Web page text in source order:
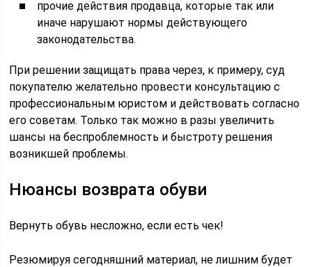
прочие действия продавца, которые так или
иначе нарушают нормы действующего
законодательства.
При решении защищать права через, к примеру, суд
покупателю желательно провести консультацию с
профессиональным юристом и действовать согласно
его советам. Только так можно в разы увеличить
шансы на беспроблемность и быстроту решения
возникшей проблемы.
Нюансы возврата обуви
Вернуть обувь несложно, если есть чек!
Резюмируя сегодняшний материал, не лишним будет